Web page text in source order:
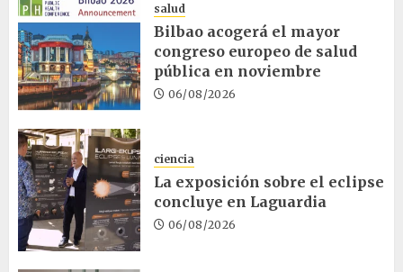
salud
Bilbao acogerá el mayor
congreso europeo de salud
pública en noviembre
06/08/2026
ciencia
La exposición sobre el eclipse
concluye en Laguardia
06/08/2026